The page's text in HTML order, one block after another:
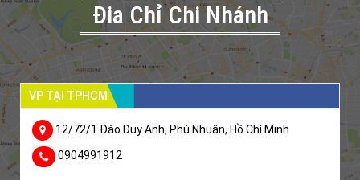
Đia Chỉ Chi Nhánh
VP TẠI TPHCM
12/72/1 Đào Duy Anh, Phú Nhuận, Hồ Chí Minh
0904991912